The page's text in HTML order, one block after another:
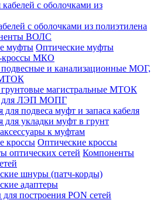
с оболочками из полиэтилена
ВОЛС
Оптические муфты
МКО
и канализационные МОГ,
магистральные МТОК
ЛЭП МОПГ
для подвеса муфт и запаса кабеля
для укладки муфт в грунт
к муфтам
Оптические кроссы
Компоненты
шнуры (патч-корды)
адаптеры